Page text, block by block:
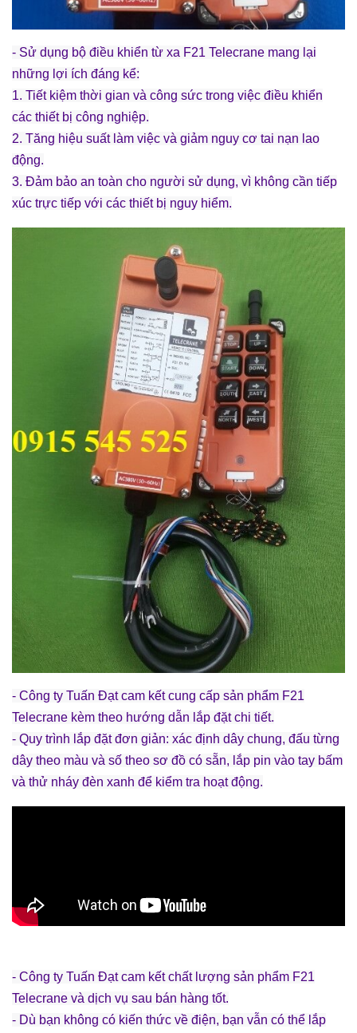
- Sử dụng bộ điều khiển từ xa F21 Telecrane mang lại
những lợi ích đáng kể:
1. Tiết kiệm thời gian và công sức trong việc điều khiển
các thiết bị công nghiệp.
2. Tăng hiệu suất làm việc và giảm nguy cơ tai nạn lao
động.
3. Đảm bảo an toàn cho người sử dụng, vì không cần tiếp
xúc trực tiếp với các thiết bị nguy hiểm.
- Công ty Tuấn Đạt cam kết cung cấp sản phẩm F21
Telecrane kèm theo hướng dẫn lắp đặt chi tiết.
- Quy trình lắp đặt đơn giản: xác định dây chung, đấu từng
dây theo màu và số theo sơ đồ có sẵn, lắp pin vào tay bấm
và thử nháy đèn xanh để kiểm tra hoạt động.
- Công ty Tuấn Đạt cam kết chất lượng sản phẩm F21
Telecrane và dịch vụ sau bán hàng tốt.
- Dù bạn không có kiến thức về điện, bạn vẫn có thể lắp